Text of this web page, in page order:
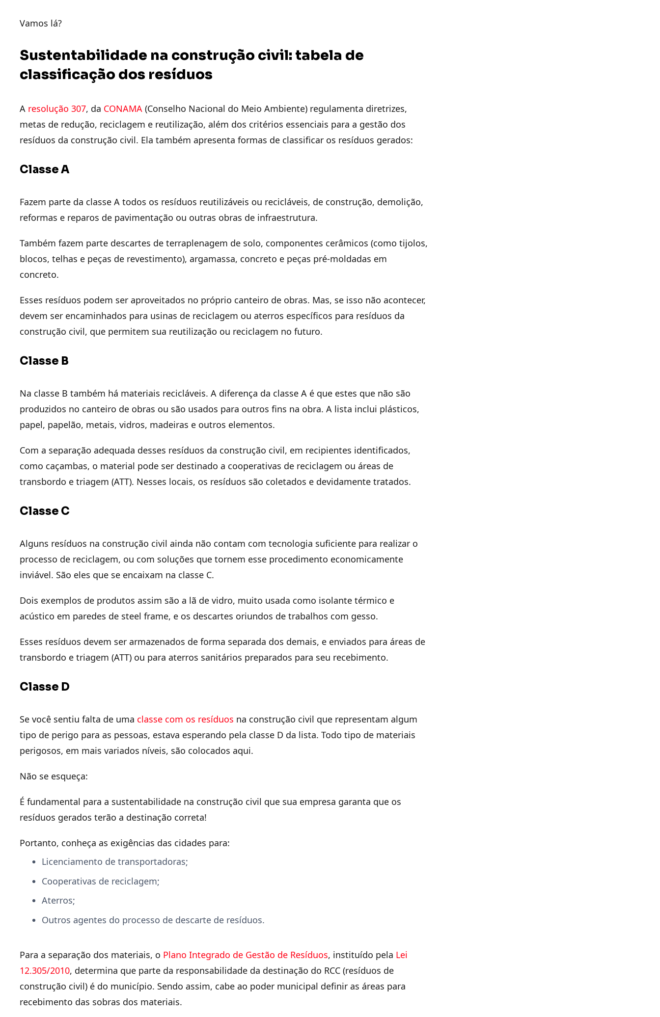
Vamos lá?
Sustentabilidade na construção civil: tabela de
classificação dos resíduos
A resolução 307, da CONAMA (Conselho Nacional do Meio Ambiente) regulamenta diretrizes,
metas de redução, reciclagem e reutilização, além dos critérios essenciais para a gestão dos
resíduos da construção civil. Ela também apresenta formas de classificar os resíduos gerados:
Classe A
Fazem parte da classe A todos os resíduos reutilizáveis ou recicláveis, de construção, demolição,
reformas e reparos de pavimentação ou outras obras de infraestrutura.
Também fazem parte descartes de terraplenagem de solo, componentes cerâmicos (como tijolos,
blocos, telhas e peças de revestimento), argamassa, concreto e peças pré-moldadas em
concreto.
Esses resíduos podem ser aproveitados no próprio canteiro de obras. Mas, se isso não acontecer,
devem ser encaminhados para usinas de reciclagem ou aterros específicos para resíduos da
construção civil, que permitem sua reutilização ou reciclagem no futuro.
Classe B
Na classe B também há materiais recicláveis. A diferença da classe A é que estes que não são
produzidos no canteiro de obras ou são usados para outros fins na obra. A lista inclui plásticos,
papel, papelão, metais, vidros, madeiras e outros elementos.
Com a separação adequada desses resíduos da construção civil, em recipientes identificados,
como caçambas, o material pode ser destinado a cooperativas de reciclagem ou áreas de
transbordo e triagem (ATT). Nesses locais, os resíduos são coletados e devidamente tratados.
Classe C
Alguns resíduos na construção civil ainda não contam com tecnologia suficiente para realizar o
processo de reciclagem, ou com soluções que tornem esse procedimento economicamente
inviável. São eles que se encaixam na classe C.
Dois exemplos de produtos assim são a lã de vidro, muito usada como isolante térmico e
acústico em paredes de steel frame, e os descartes oriundos de trabalhos com gesso.
Esses resíduos devem ser armazenados de forma separada dos demais, e enviados para áreas de
transbordo e triagem (ATT) ou para aterros sanitários preparados para seu recebimento.
Classe D
Se você sentiu falta de uma classe com os resíduos na construção civil que representam algum
tipo de perigo para as pessoas, estava esperando pela classe D da lista. Todo tipo de materiais
perigosos, em mais variados níveis, são colocados aqui.
Não se esqueça:
É fundamental para a sustentabilidade na construção civil que sua empresa garanta que os
resíduos gerados terão a destinação correta!
Portanto, conheça as exigências das cidades para:
Licenciamento de transportadoras;
Cooperativas de reciclagem;
Aterros;
Outros agentes do processo de descarte de resíduos.
Para a separação dos materiais, o Plano Integrado de Gestão de Resíduos, instituído pela Lei
12.305/2010, determina que parte da responsabilidade da destinação do RCC (resíduos de
construção civil) é do município. Sendo assim, cabe ao poder municipal definir as áreas para
recebimento das sobras dos materiais.